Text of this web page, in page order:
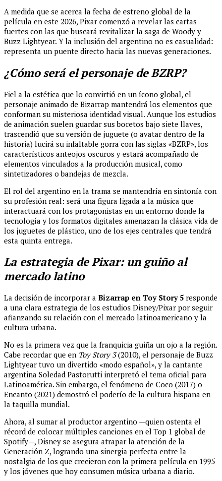
A medida que se acerca la fecha de estreno global de la
película en este 2026, Pixar comenzó a revelar las cartas
fuertes con las que buscará revitalizar la saga de Woody y
Buzz Lightyear. Y la inclusión del argentino no es casualidad:
representa un puente directo hacia las nuevas generaciones.
¿Cómo será el personaje de BZRP?
Fiel a la estética que lo convirtió en un ícono global, el
personaje animado de Bizarrap mantendrá los elementos que
conforman su misteriosa identidad visual. Aunque los estudios
de animación suelen guardar sus bocetos bajo siete llaves,
trascendió que su versión de juguete (o avatar dentro de la
historia) lucirá su infaltable gorra con las siglas «BZRP», los
característicos anteojos oscuros y estará acompañado de
elementos vinculados a la producción musical, como
sintetizadores o bandejas de mezcla.
El rol del argentino en la trama se mantendría en sintonía con
su profesión real: será una figura ligada a la música que
interactuará con los protagonistas en un entorno donde la
tecnología y los formatos digitales amenazan la clásica vida de
los juguetes de plástico, uno de los ejes centrales que tendrá
esta quinta entrega.
La estrategia de Pixar: un guiño al
mercado latino
La decisión de incorporar a Bizarrap en Toy Story 5 responde
a una clara estrategia de los estudios Disney/Pixar por seguir
afianzando su relación con el mercado latinoamericano y la
cultura urbana.
No es la primera vez que la franquicia guiña un ojo a la región.
Cabe recordar que en Toy Story 3(2010), el personaje de Buzz
Lightyear tuvo un divertido «modo español», y la cantante
argentina Soledad Pastorutti interpretó el tema oficial para
Latinoamérica. Sin embargo, el fenómeno de Coco (2017) o
Encanto (2021) demostró el poderío de la cultura hispana en
la taquilla mundial.
Ahora, al sumar al productor argentino —quien ostenta el
récord de colocar múltiples canciones en el Top 1 global de
Spotify—, Disney se asegura atrapar la atención de la
Generación Z, logrando una sinergia perfecta entre la
nostalgia de los que crecieron con la primera película en 1995
y los jóvenes que hoy consumen música urbana a diario.